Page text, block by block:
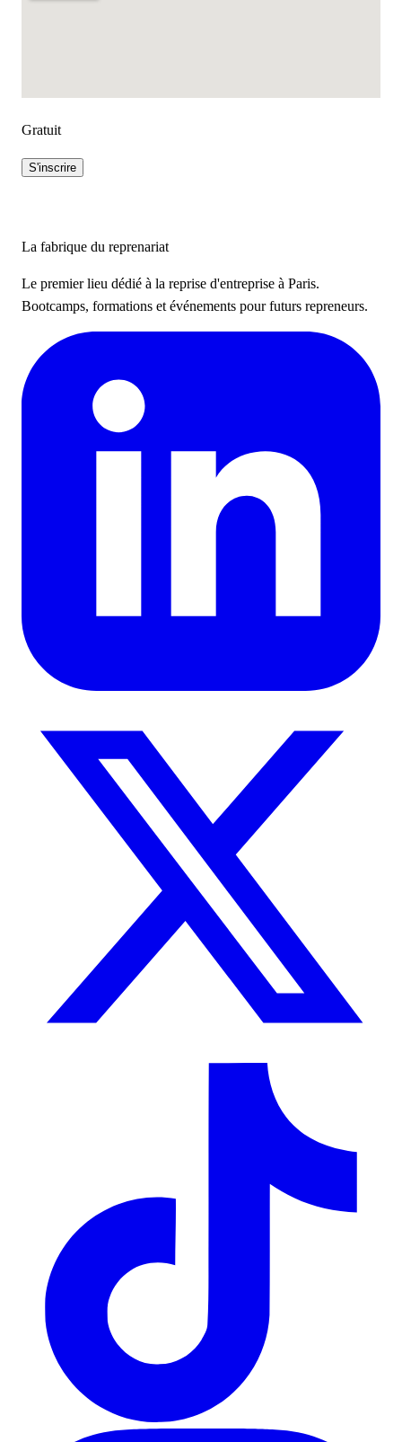
Gratuit
S'inscrire
La fabrique du reprenariat
Le premier lieu dédié à la reprise d'entreprise à Paris.
Bootcamps, formations et événements pour futurs repreneurs.